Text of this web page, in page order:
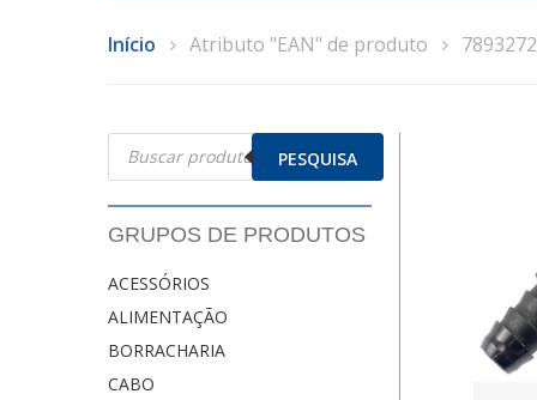
Início Atributo "EAN" de produto
Pesquisar
produtos PESQUISA
GRUPOS DE PRODUTOS
ACESSÓRIOS
ALIMENTAÇÃO
BORRACHARIA
CABO